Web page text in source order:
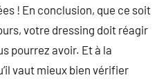
! En conclusion, que ce soit
votre dressing doit réagir
pourrez avoir. Et à la
vaut mieux bien vérifier